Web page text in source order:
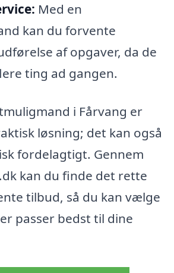
Med en
kan du forvente
af opgaver, da de
ting ad gangen.
i Fårvang er
løsning; det kan også
fordelagtigt. Gennem
kan du finde det rette
tilbud, så du kan vælge
passer bedst til dine